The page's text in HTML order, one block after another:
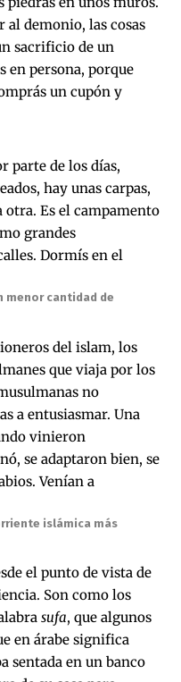
al demonio, las cosas
sacrificio de un
en persona, porque
un cupón y
parte de los días,
hay unas carpas,
otra. Es el campamento
grandes
Dormís en el
menor cantidad de
del islam, los
que viaja por los
no
a entusiasmar. Una
vinieron
se adaptaron bien, se
Venían a
islámica más
el punto de vista de
Son como los
sufa, que algunos
en árabe significa
sentada en un banco